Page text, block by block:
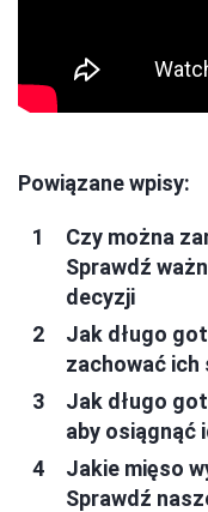
Powiązane wpisy:
Czy można
Sprawdź
decyzji
Jak długo
zachować ich
Jak długo
aby osiągnąć
Jakie mięso
Sprawdź